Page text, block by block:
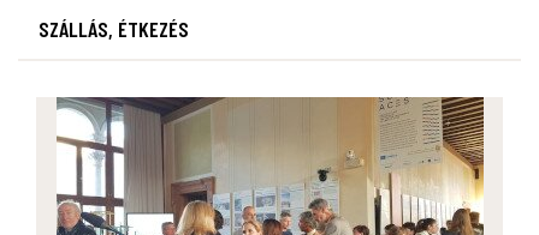
SZÁLLÁS, ÉTKEZÉS